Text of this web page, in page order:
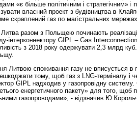
«є більше політичним і стратегічним»
власний проект з будівництва в
скраплений газ по магістральних
Литва разом з Польщею починають
інтерконнектору GIPL – Gas
з 2018 року одержувати 2,3 млрд
Литвою споживання газу не вписується в
тому, щоб газ з LNG-терміналу і
GIPL надходив у газопровідну
енергетичного пакету» для того, щоб
газопроводами», - відзначив